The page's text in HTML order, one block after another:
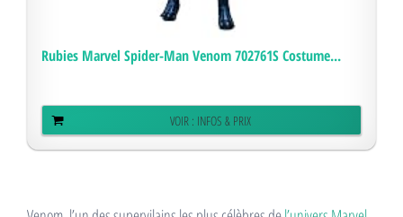
Rubies Marvel Spider-Man Venom 702761S Costume...
VOIR : INFOS & PRIX